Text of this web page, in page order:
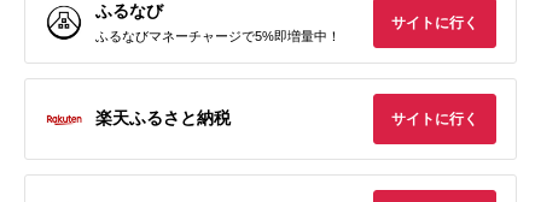
ふるなび
ふるなびマネーチャージで5%即増量中！
サイトに行く
楽天ふるさと納税 サイトに行く